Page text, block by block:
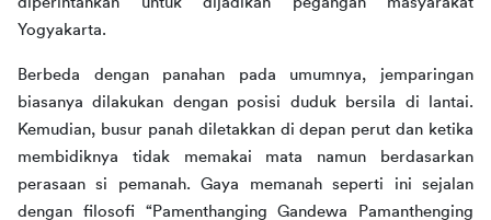
Yogyakarta.
Berbeda dengan panahan pada umumnya, jemparingan
biasanya dilakukan dengan posisi duduk bersila di lantai.
Kemudian, busur panah diletakkan di depan perut dan ketika
membidiknya tidak memakai mata namun berdasarkan
perasaan si pemanah. Gaya memanah seperti ini sejalan
dengan filosofi “Pamenthanging Gandewa Pamanthenging